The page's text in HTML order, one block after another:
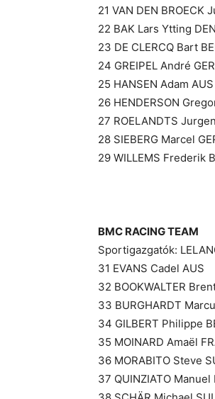
21 VAN DEN BROECK
22 BAK Lars Ytting DEN
23 DE CLERCQ Bart
24 GREIPEL André GER
25 HANSEN Adam AUS
26 HENDERSON
27 ROELANDTS
28 SIEBERG Marcel
29 WILLEMS Frederik
BMC RACING TEAM
Sportigazgatók:
31 EVANS Cadel AUS
32 BOOKWALTER
33 BURGHARDT
34 GILBERT Philippe
35 MOINARD Amaël
36 MORABITO Steve
37 QUINZIATO Manuel